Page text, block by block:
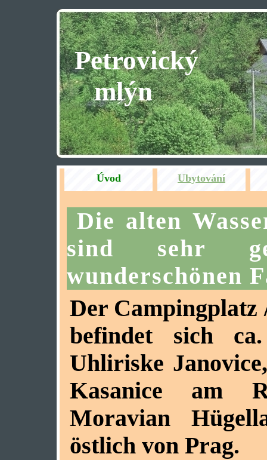
Petrovický
mlýn
Úvod Ubytování
Die alten
sind sehr
wunderschönen
Der Campingplatz
befindet sich
Uhliriske
Kasanice am
Moravian
östlich von Prag.